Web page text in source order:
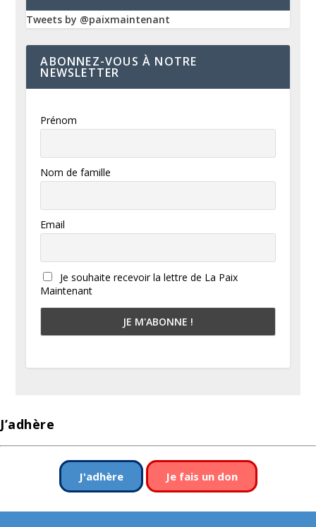
Tweets by @paixmaintenant
ABONNEZ-VOUS À NOTRE
NEWSLETTER
Prénom
Nom de famille
Email
Je souhaite recevoir la lettre de La Paix
Maintenant
J’adhère
J'adhère Je fais un don